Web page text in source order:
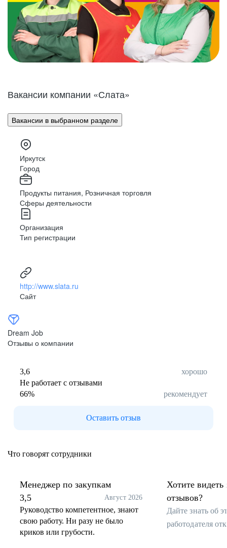
Вакансии компании «Слата»
Вакансии в выбранном разделе
Иркутск
Город
Продукты питания, Розничная торговля
Сферы деятельности
Организация
Тип регистрации
http://www.slata.ru
Сайт
Dream Job
Отзывы о компании
3,6
хорошо
Не работает с отзывами
66% рекомендует
Оставить отзыв
Что говорят сотрудники
Менеджер по закупкам
3,5
Август 2026
Руководство компетентное, знают
свою работу. Ни разу не было
криков или грубости.
Хотите видеть
отзывов?
Дайте знать об
работодателя